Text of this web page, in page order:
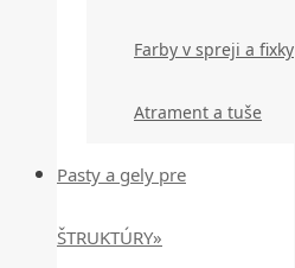
Farby v spreji a fixky
Atrament a tuše
Pasty a gely pre
ŠTRUKTÚRY»